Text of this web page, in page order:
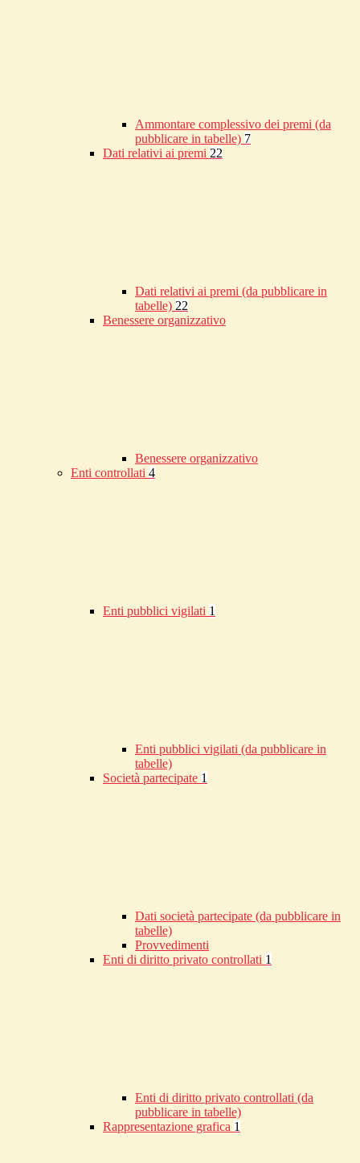
Ammontare complessivo dei premi (da
pubblicare in tabelle) 7
Dati relativi ai premi 22
Dati relativi ai premi (da pubblicare in
tabelle) 22
Benessere organizzativo
Benessere organizzativo
Enti controllati 4
Enti pubblici vigilati 1
Enti pubblici vigilati (da pubblicare in
tabelle)
Società partecipate 1
Dati società partecipate (da pubblicare in
tabelle)
Provvedimenti
Enti di diritto privato controllati 1
Enti di diritto privato controllati (da
pubblicare in tabelle)
Rappresentazione grafica 1